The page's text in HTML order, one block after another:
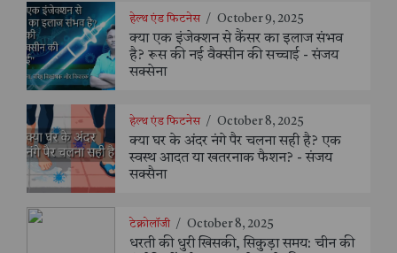
हेल्थ एंड फिटनेस / October 9, 2025
क्या एक इंजेक्शन से कैंसर का इलाज संभव
है? रूस की नई वैक्सीन की सच्चाई - संजय
सक्सेना
हेल्थ एंड फिटनेस / October 8, 2025
क्या घर के अंदर नंगे पैर चलना सही है? एक
स्वस्थ आदत या खतरनाक फैशन? - संजय
सक्सैना
टेक्नोलॉजी / October 8, 2025
धरती की धुरी खिसकी, सिकुड़ा समय: चीन की